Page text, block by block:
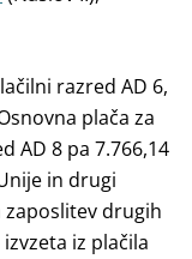
razred AD 6,
plača za
AD 8 pa 7.766,14
in drugi
zaposlitev drugih
iz plačila